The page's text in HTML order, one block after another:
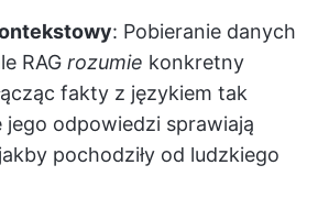
: Pobieranie danych
RAG rozumie konkretny
fakty z językiem tak
jego odpowiedzi sprawiają
pochodziły od ludzkiego